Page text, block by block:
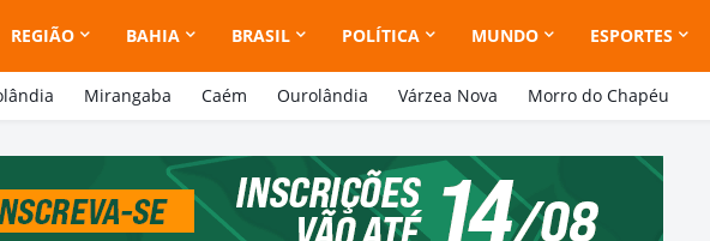
REGIÃO BAHIA BRASIL POLÍTICA MUNDO ESPORTES
Mirangaba Caém Ourolândia Várzea Nova Morro do Chapéu